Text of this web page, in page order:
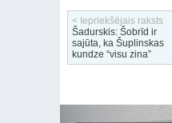
< Iepriekšējais raksts
Šadurskis: Šobrīd ir
sajūta, ka Šuplinskas
kundze “visu zina”